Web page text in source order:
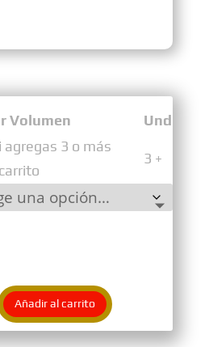
Volumen
Und
agregas 3 o más
3 +
Añadir al carrito